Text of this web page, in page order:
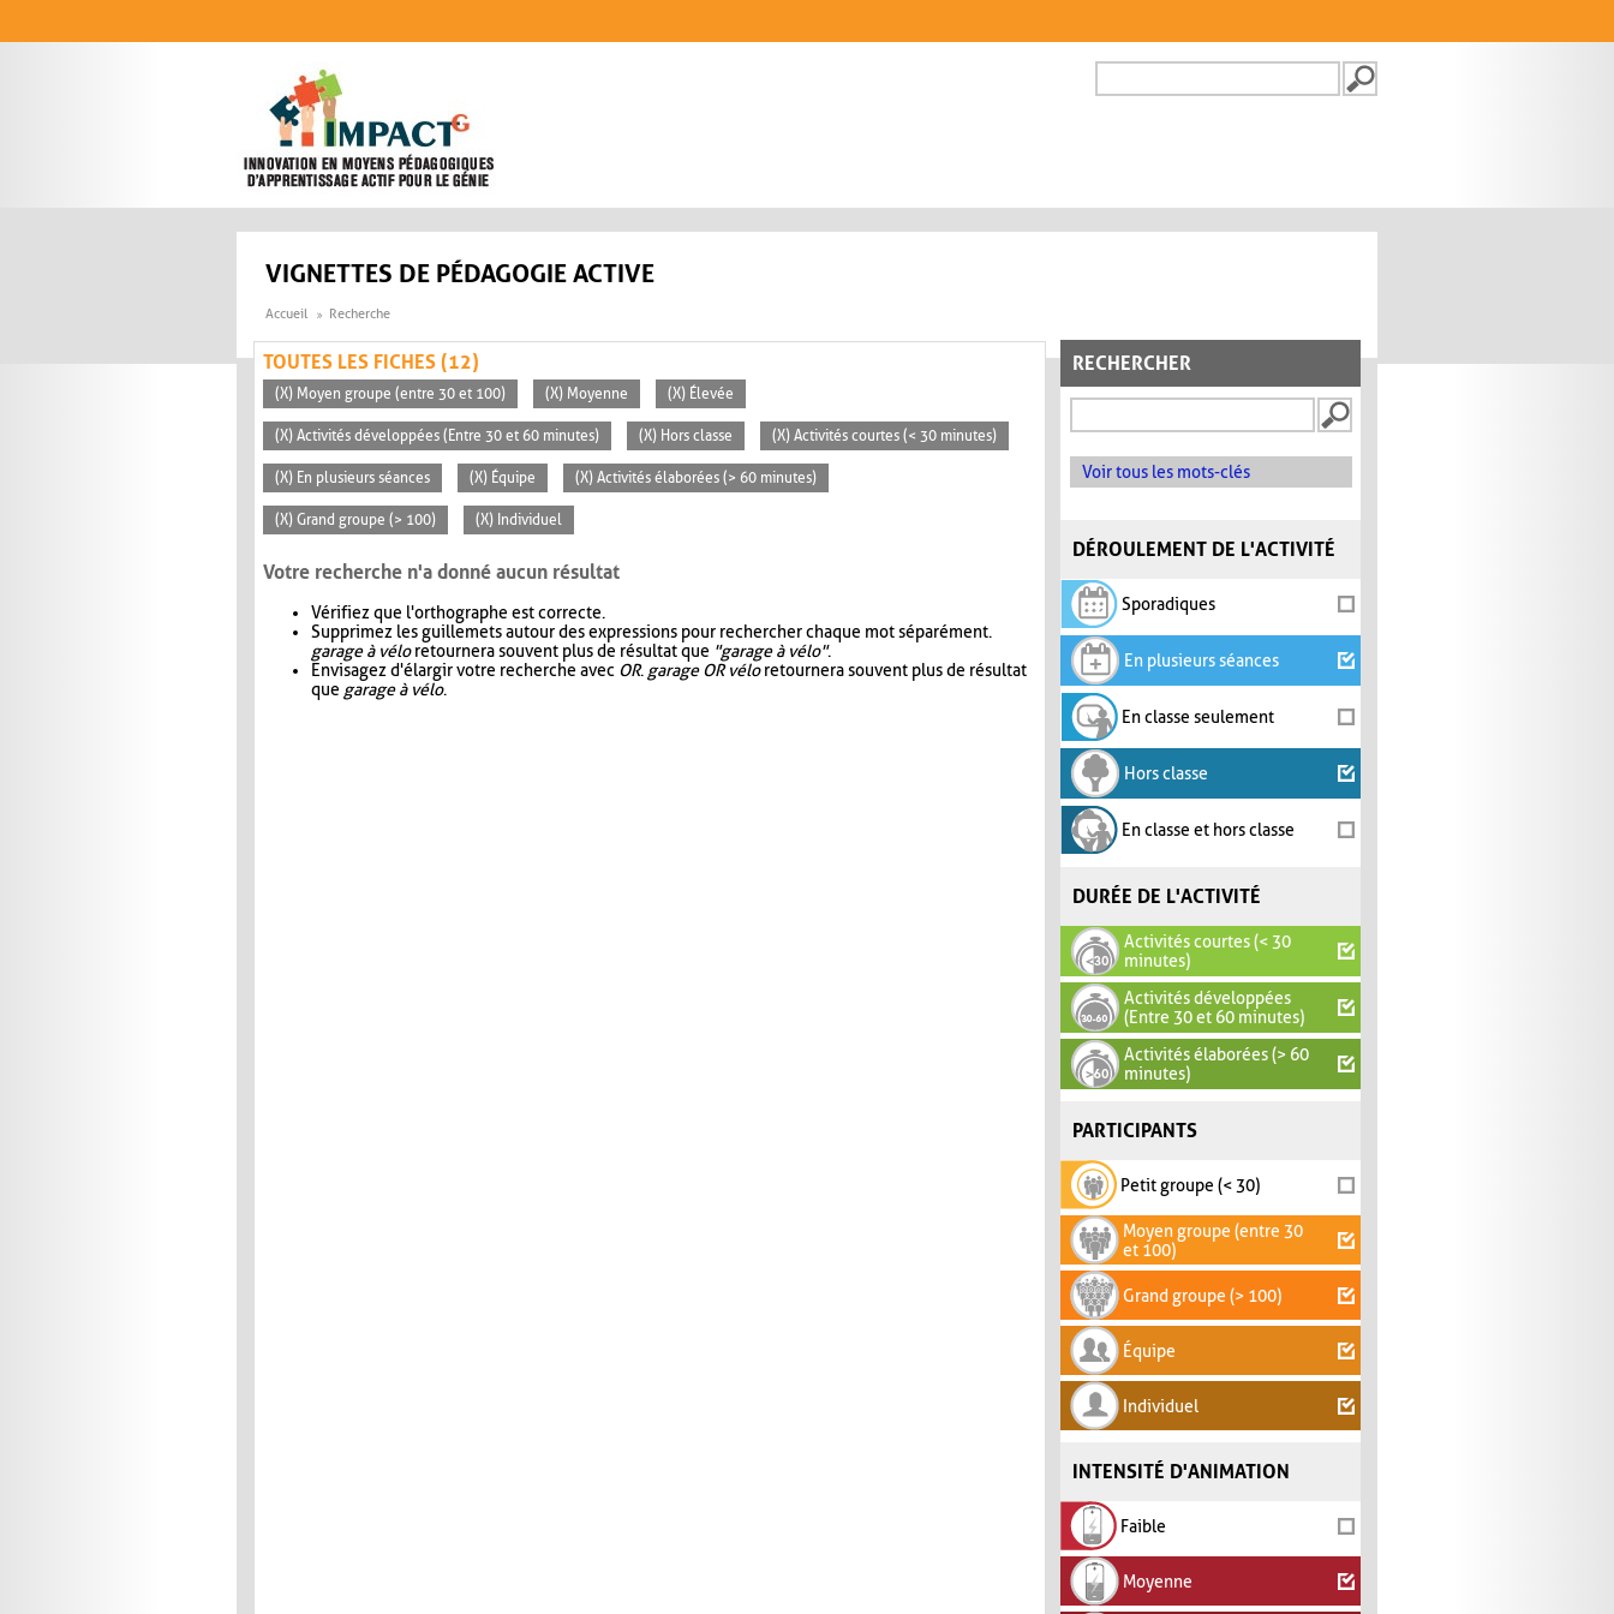
FORMULAIRE DE
VIGNETTES DE PÉDAGOGIE ACTIVE
Accueil Recherche
RECHERCHER
Voir tous les mots-clés
DÉROULEMENT DE L'ACTIVITÉ
Sporadiques
En plusieurs séances
En classe seulement
Hors classe
En classe et hors classe
DURÉE DE L'ACTIVITÉ
Activités courtes (< 30
minutes)
Activités développées
(Entre 30 et 60 minutes)
Activités élaborées (> 60
minutes)
PARTICIPANTS
Petit groupe (< 30)
Moyen groupe (entre 30
et 100)
Grand groupe (> 100)
Équipe
Individuel
INTENSITÉ D'ANIMATION
Faible
Moyenne
TOUTES LES FICHES (12)
(X) Moyen groupe (entre 30 et 100) (X) Moyenne (X) Élevée
(X) Activités développées (Entre 30 et 60 minutes) (X) Hors classe (X) Activités courtes (< 30 minutes)
(X) En plusieurs séances (X) Équipe (X) Activités élaborées (> 60 minutes)
(X) Grand groupe (> 100) (X) Individuel
Votre recherche n'a donné aucun résultat
Vérifiez que l'orthographe est correcte.
Supprimez les guillemets autour des expressions pour rechercher chaque mot séparément.
garage à véloretournera souvent plus de résultat que "garage à vélo".
Envisagez d'élargir votre recherche avec OR. garage OR véloretournera souvent plus de résultat
que garage à vélo.